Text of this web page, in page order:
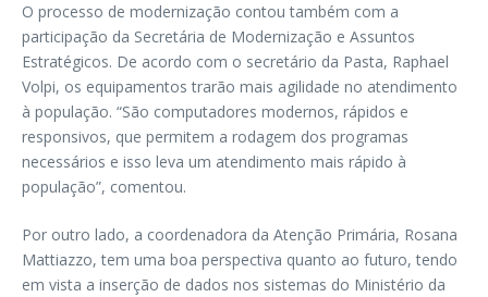
O processo de modernização contou também com a
participação da Secretária de Modernização e Assuntos
Estratégicos. De acordo com o secretário da Pasta, Raphael
Volpi, os equipamentos trarão mais agilidade no atendimento
à população. “São computadores modernos, rápidos e
responsivos, que permitem a rodagem dos programas
necessários e isso leva um atendimento mais rápido à
população”, comentou.
Por outro lado, a coordenadora da Atenção Primária, Rosana
Mattiazzo, tem uma boa perspectiva quanto ao futuro, tendo
em vista a inserção de dados nos sistemas do Ministério da